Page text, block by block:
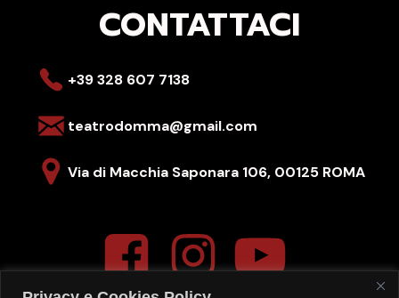
CONTATTACI
+39 328 607 7138
teatrodomma@gmail.com
Via di Macchia Saponara 106, 00125 ROMA